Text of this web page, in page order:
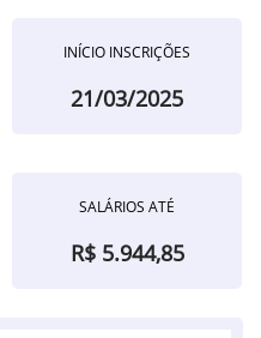
INÍCIO INSCRIÇÕES
21/03/2025
SALÁRIOS ATÉ
R$ 5.944,85